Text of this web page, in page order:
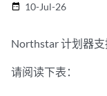
date_range 10-Jul-26
Northstar 计划器支
请阅读下表：